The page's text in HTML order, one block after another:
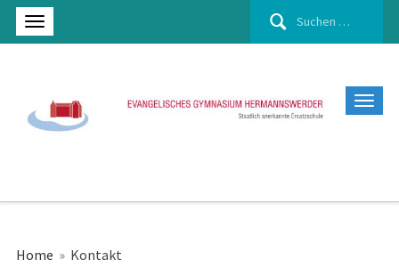
Suchen
Home » Kontakt